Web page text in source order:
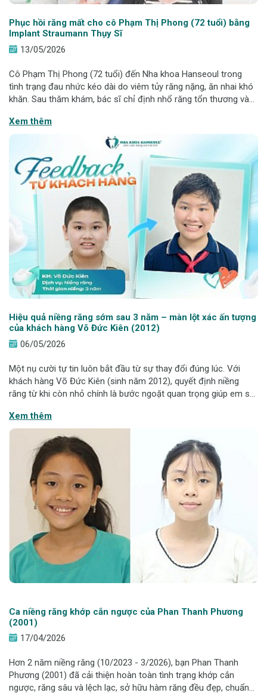
Phục hồi răng mất cho cô Phạm Thị Phong (72 tuổi) bằng
Implant Straumann Thụy Sĩ
13/05/2026
Cô Phạm Thị Phong (72 tuổi) đến Nha khoa Hanseoul trong
tình trạng đau nhức kéo dài do viêm tủy răng nặng, ăn nhai khó
khăn. Sau thăm khám, bác sĩ chỉ định nhổ răng tổn thương và
năng ăn nhai cải thiện
Xem thêm
Hiệu quả niềng răng sớm sau 3 năm – màn lột xác ấn tượng
của khách hàng Võ Đức Kiên (2012)
06/05/2026
Một nụ cười tự tin luôn bắt đầu từ sự thay đổi đúng lúc. Với
khách hàng Võ Đức Kiên (sinh năm 2012), quyết định niềng
răng từ khi còn nhỏ chính là bước ngoặt quan trọng giúp em sở
Dưới đây là toàn bộ
Xem thêm
Ca niềng răng khớp cắn ngược của Phan Thanh Phương
(2001)
17/04/2026
Hơn 2 năm niềng răng (10/2023 - 3/2026), bạn Phan Thanh
Phương (2001) đã cải thiện hoàn toàn tình trạng khớp cắn
ngược, răng sâu và lệch lạc, sở hữu hàm răng đều đẹp, chuẩn